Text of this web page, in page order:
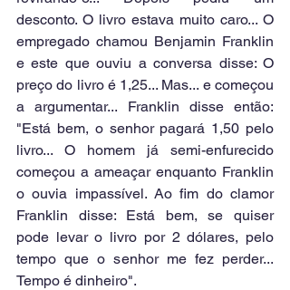
desconto. O livro estava muito caro... O
empregado chamou Benjamin Franklin
e este que ouviu a conversa disse: O
preço do livro é 1,25... Mas... e começou
a argumentar... Franklin disse então:
"Está bem, o senhor pagará 1,50 pelo
livro... O homem já semi-enfurecido
começou a ameaçar enquanto Franklin
o ouvia impassível. Ao fim do clamor
Franklin disse: Está bem, se quiser
pode levar o livro por 2 dólares, pelo
tempo que o senhor me fez perder...
Tempo é dinheiro".